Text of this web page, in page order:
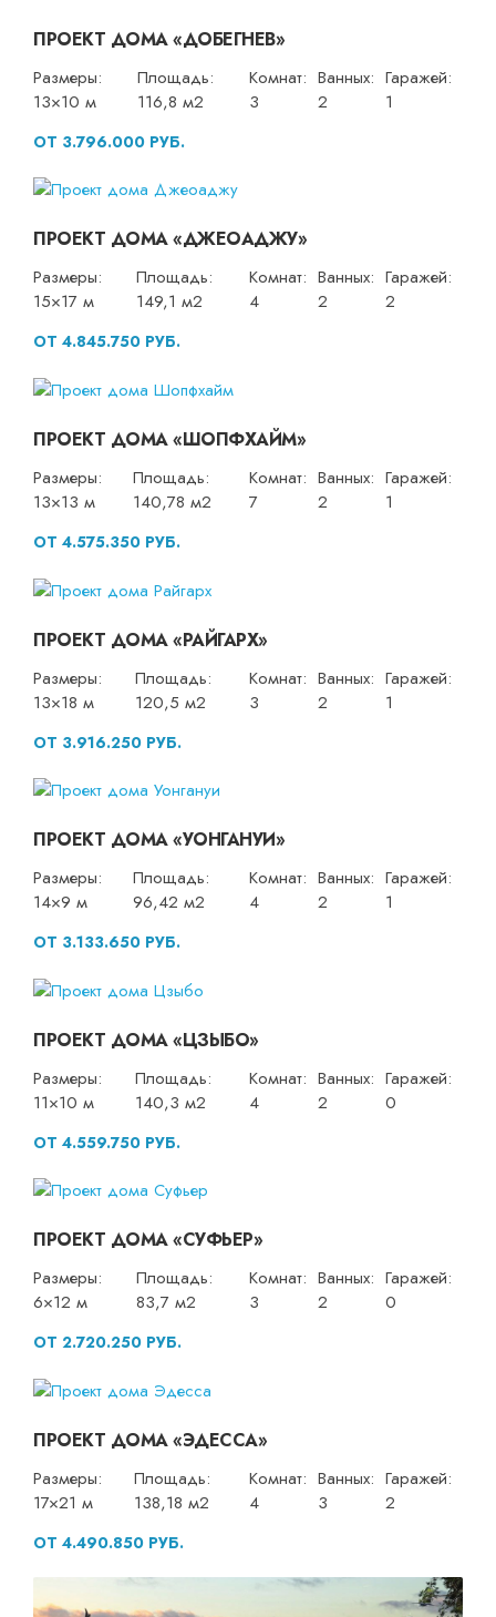
ПРОЕКТ ДОМА «ДОБЕГНЕВ»
Размеры:
13×10 м
Площадь:
116,8 м2
Комнат:
3
Ванных:
2
Гаражей:
1
ОТ 3.796.000 РУБ.
ПРОЕКТ ДОМА «ДЖЕОАДЖУ»
Размеры:
15×17 м
Площадь:
149,1 м2
Комнат:
4
Ванных:
2
Гаражей:
2
ОТ 4.845.750 РУБ.
ПРОЕКТ ДОМА «ШОПФХАЙМ»
Размеры:
13×13 м
Площадь:
140,78 м2
Комнат:
7
Ванных:
2
Гаражей:
1
ОТ 4.575.350 РУБ.
ПРОЕКТ ДОМА «РАЙГАРХ»
Размеры:
13×18 м
Площадь:
120,5 м2
Комнат:
3
Ванных:
2
Гаражей:
1
ОТ 3.916.250 РУБ.
ПРОЕКТ ДОМА «УОНГАНУИ»
Размеры:
14×9 м
Площадь:
96,42 м2
Комнат:
4
Ванных:
2
Гаражей:
1
ОТ 3.133.650 РУБ.
ПРОЕКТ ДОМА «ЦЗЫБО»
Размеры:
11×10 м
Площадь:
140,3 м2
Комнат:
4
Ванных:
2
Гаражей:
0
ОТ 4.559.750 РУБ.
ПРОЕКТ ДОМА «СУФЬЕР»
Размеры:
6×12 м
Площадь:
83,7 м2
Комнат:
3
Ванных:
2
Гаражей:
0
ОТ 2.720.250 РУБ.
ПРОЕКТ ДОМА «ЭДЕССА»
Размеры:
17×21 м
Площадь:
138,18 м2
Комнат:
4
Ванных:
3
Гаражей:
2
ОТ 4.490.850 РУБ.